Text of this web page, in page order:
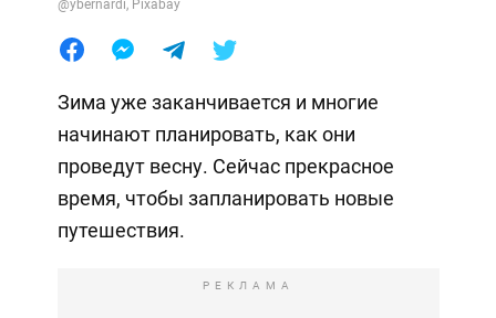
@ybernardi, Pixabay
Зима уже заканчивается и многие
начинают планировать, как они
проведут весну. Сейчас прекрасное
время, чтобы запланировать новые
путешествия.
РЕКЛАМА